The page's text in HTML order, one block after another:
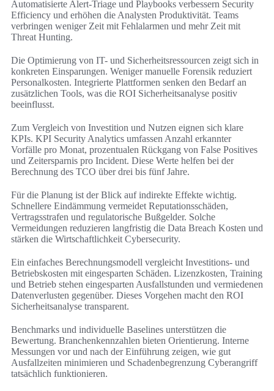
Automatisierte Alert-Triage und Playbooks verbessern Security
Efficiency und erhöhen die Analysten Produktivität. Teams
verbringen weniger Zeit mit Fehlalarmen und mehr Zeit mit
Threat Hunting.
Die Optimierung von IT- und Sicherheitsressourcen zeigt sich in
konkreten Einsparungen. Weniger manuelle Forensik reduziert
Personalkosten. Integrierte Plattformen senken den Bedarf an
zusätzlichen Tools, was die ROI Sicherheitsanalyse positiv
beeinflusst.
Zum Vergleich von Investition und Nutzen eignen sich klare
KPIs. KPI Security Analytics umfassen Anzahl erkannter
Vorfälle pro Monat, prozentualen Rückgang von False Positives
und Zeitersparnis pro Incident. Diese Werte helfen bei der
Berechnung des TCO über drei bis fünf Jahre.
Für die Planung ist der Blick auf indirekte Effekte wichtig.
Schnellere Eindämmung vermeidet Reputationsschäden,
Vertragsstrafen und regulatorische Bußgelder. Solche
Vermeidungen reduzieren langfristig die Data Breach Kosten und
stärken die Wirtschaftlichkeit Cybersecurity.
Ein einfaches Berechnungsmodell vergleicht Investitions- und
Betriebskosten mit eingesparten Schäden. Lizenzkosten, Training
und Betrieb stehen eingesparten Ausfallstunden und vermiedenen
Datenverlusten gegenüber. Dieses Vorgehen macht den ROI
Sicherheitsanalyse transparent.
Benchmarks und individuelle Baselines unterstützen die
Bewertung. Branchenkennzahlen bieten Orientierung. Interne
Messungen vor und nach der Einführung zeigen, wie gut
Ausfallzeiten minimieren und Schadenbegrenzung Cyberangriff
tatsächlich funktionieren.